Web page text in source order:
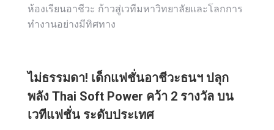
ห้องเรียนอาชีวะ ก้าวสู่เวทีมหาวิทยาลัยและโลกการ
ทำงานอย่างมีทิศทาง
ไม่ธรรมดา! เด็กแฟชั่นอาชีวะธนฯ ปลุก
พลัง Thai Soft Power คว้า 2 รางวัล บน
เวทีแฟชั่น ระดับประเทศ